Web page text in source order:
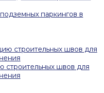
паркингов в
строительных швов для